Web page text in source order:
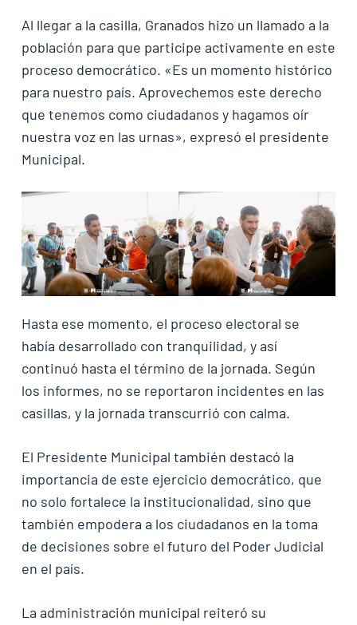
Al llegar a la casilla, Granados hizo un llamado a la
población para que participe activamente en este
proceso democrático. «Es un momento histórico
para nuestro país. Aprovechemos este derecho
que tenemos como ciudadanos y hagamos oír
nuestra voz en las urnas», expresó el presidente
Municipal.
Hasta ese momento, el proceso electoral se
había desarrollado con tranquilidad, y así
continuó hasta el término de la jornada. Según
los informes, no se reportaron incidentes en las
casillas, y la jornada transcurrió con calma.
El Presidente Municipal también destacó la
importancia de este ejercicio democrático, que
no solo fortalece la institucionalidad, sino que
también empodera a los ciudadanos en la toma
de decisiones sobre el futuro del Poder Judicial
en el país.
La administración municipal reiteró su